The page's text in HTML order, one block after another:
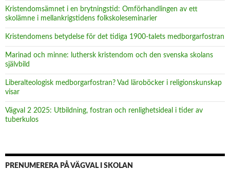
Kristendomsämnet i en brytningstid: Omförhandlingen av ett
skolämne i mellankrigstidens folkskoleseminarier
Kristendomens betydelse för det tidiga 1900-talets medborgarfostran
Marinad och minne: luthersk kristendom och den svenska skolans
självbild
Liberalteologisk medborgarfostran? Vad läroböcker i religionskunskap
visar
Vägval 2 2025: Utbildning, fostran och renlighetsideal i tider av
tuberkulos
PRENUMERERA PÅ VÄGVAL I SKOLAN